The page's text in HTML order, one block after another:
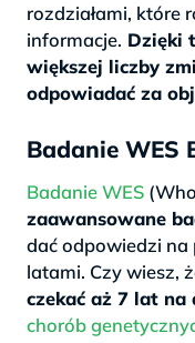
rozdziałami, które
informacje. Dzięki
większej liczby
odpowiadać za
Badanie WES
Badanie WES
zaawansowane
dać odpowiedzi na
latami. Czy wiesz,
czekać aż 7 lat na
chorób